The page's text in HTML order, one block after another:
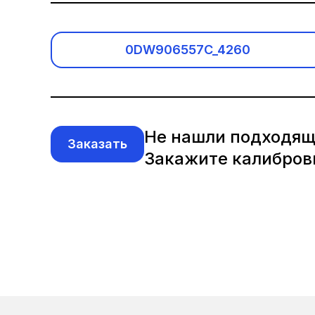
Acura
Alfa Romeo
Benelli
0DW906557C_4260
Заказать
Не нашли
Закажите